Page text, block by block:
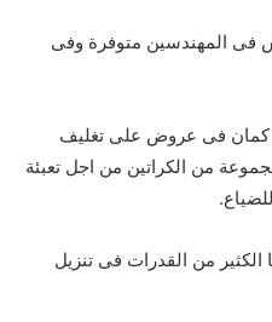
فى المهندسين متوفرة وفى
فى عروض على تغليف
من الكراتين من اجل تعبئة
الكثير من القدرات فى تنزيل